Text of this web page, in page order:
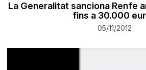
La Generalitat sanciona Renfe
fins a 30.000
05/11/2012